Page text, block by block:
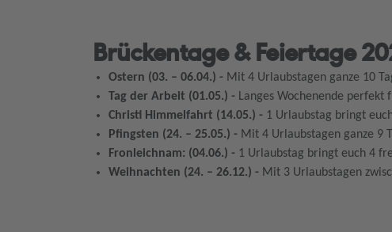
Brückentage & Feiertage
Ostern (03. – 06.04.) - Mit 4 Urlaubstagen ganze 10
Tag der Arbeit (01.05.) - Langes Wochenende perfekt
Christi Himmelfahrt (14.05.) - 1 Urlaubstag bringt
Pfingsten (24. – 25.05.) - Mit 4 Urlaubstagen ganze 9
Fronleichnam: (04.06.) - 1 Urlaubstag bringt euch 4
Weihnachten (24. – 26.12.) - Mit 3 Urlaubstagen